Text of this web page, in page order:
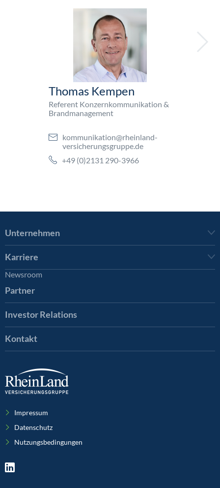
Thomas Kempen
Referent Konzernkommunikation &
Brandmanagement
kommunikation@rheinland-
versicherungsgruppe.de
+49 (0)2131 290-3966
Unternehmen
Karriere
Newsroom
Partner
Investor Relations
Kontakt
Impressum
Datenschutz
Nutzungsbedingungen